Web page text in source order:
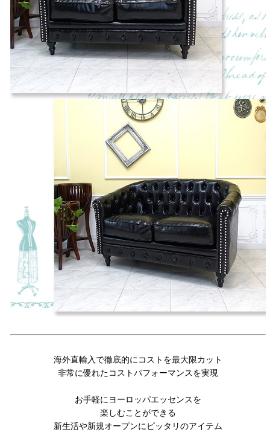
海外直輸入で徹底的にコストを最大限カット
非常に優れたコストパフォーマンスを実現
お手軽にヨーロッパエッセンスを
楽しむことができる
新生活や新規オープンにピッタリのアイテム